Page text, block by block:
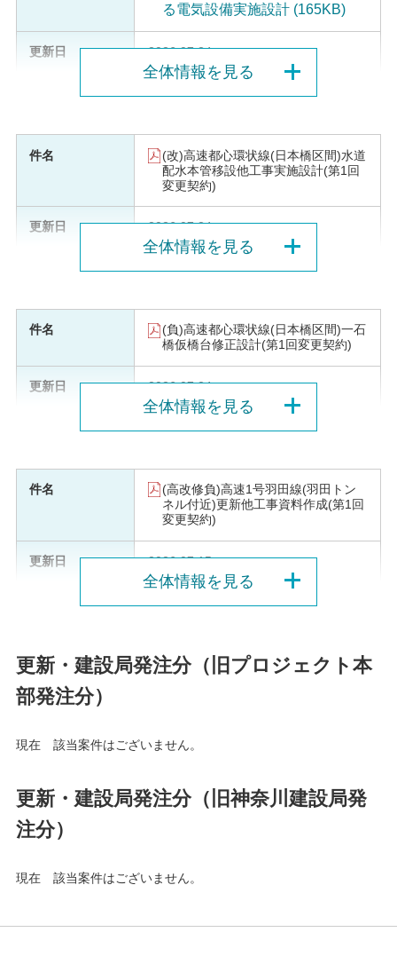
る電気設備実施設計 (165KB)
2026.07.24
全体情報を見る
(改)高速都心環状線(日本橋区間)水道
配水本管移設他工事実施設計(第1回
変更契約)
2026.07.24
全体情報を見る
(負)高速都心環状線(日本橋区間)一石
橋仮橋台修正設計(第1回変更契約)
2026.07.24
全体情報を見る
(高改修負)高速1号羽田線(羽田トン
ネル付近)更新他工事資料作成(第1回
変更契約)
2026.07.15
全体情報を見る
更新・建設局発注分（旧プロジェクト本
部発注分）
現在 該当案件はございません。
更新・建設局発注分（旧神奈川建設局発
注分）
現在 該当案件はございません。